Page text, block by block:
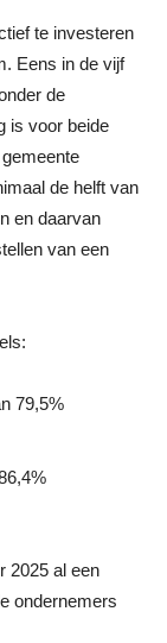
te investeren
Eens in de vijf
de
is voor beide
de helft van
en daarvan
van een
79,5%
2025 al een
ondernemers